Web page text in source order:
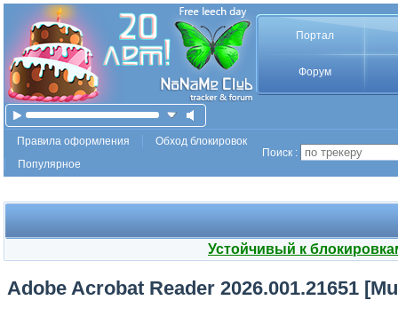
Портал
Форум
Правила оформления
Обход блокировок
Популярное
Поиск :
Устойчивый к
Adobe Acrobat Reader 2026.001.21651